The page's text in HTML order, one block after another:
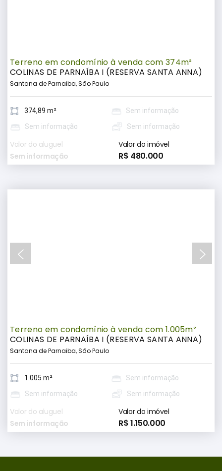
Terreno em condomínio à venda com 374m²
COLINAS DE PARNAÍBA I (RESERVA SANTA ANNA)
Santana de Parnaiba, São Paulo
374,89 m²
Sem informação
Sem informação
Sem informação
Valor do aluguel
Sem informação
Valor do imóvel
R$ 480.000
Terreno em condomínio à venda com 1.005m²
COLINAS DE PARNAÍBA I (RESERVA SANTA ANNA)
Santana de Parnaiba, São Paulo
1.005 m²
Sem informação
Sem informação
Sem informação
Valor do aluguel
Sem informação
Valor do imóvel
R$ 1.150.000